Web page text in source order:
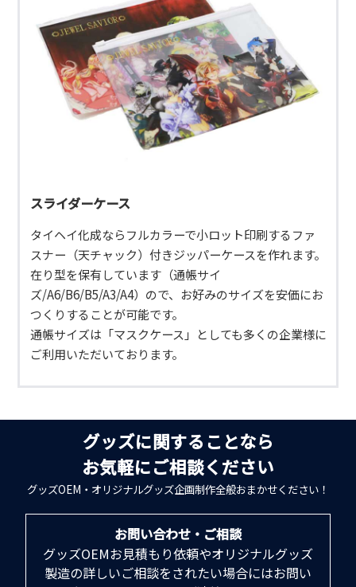
スライダーケース
タイヘイ化成ならフルカラーで小ロット印刷するファ
スナー（天チャック）付きジッパーケースを作れます。
在り型を保有しています（通帳サイ
ズ/A6/B6/B5/A3/A4）ので、お好みのサイズを安価にお
つくりすることが可能です。
通帳サイズは「マスクケース」としても多くの企業様に
ご利用いただいております。
グッズに関することなら
お気軽にご相談ください
グッズOEM・オリジナルグッズ企画制作全般おまかせください！
お問い合わせ・ご相談
グッズOEMお見積もり依頼やオリジナルグッズ
製造の詳しいご相談をされたい場合にはお問い